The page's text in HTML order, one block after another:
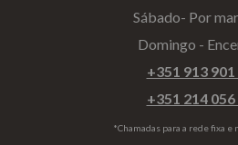
Sábado- Por
Domingo -
+351 913 901
+351 214 056
*Chamadas para a rede fixa e